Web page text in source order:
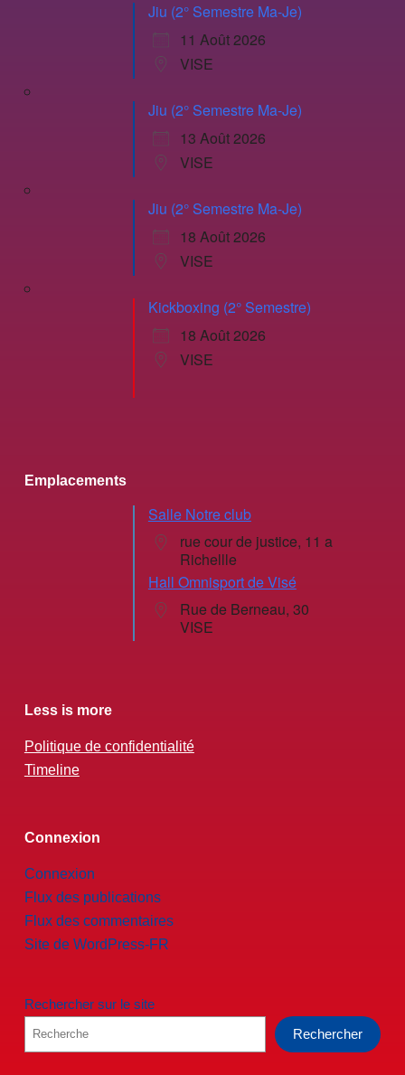
Jiu (2° Semestre Ma-Je)
11 Août 2026
VISE
Jiu (2° Semestre Ma-Je)
13 Août 2026
VISE
Jiu (2° Semestre Ma-Je)
18 Août 2026
VISE
Kickboxing (2° Semestre)
18 Août 2026
VISE
Emplacements
Salle Notre club
rue cour de justice, 11 a
Richellle
Hall Omnisport de Visé
Rue de Berneau, 30
VISE
Less is more
Politique de confidentialité
Timeline
Connexion
Connexion
Flux des publications
Flux des commentaires
Site de WordPress-FR
Rechercher sur le site
Rechercher